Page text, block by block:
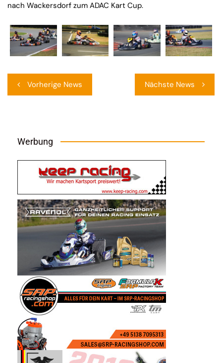
nach Wackersdorf zum ADAC Kart Cup.
Vorherige News Nächste News
Werbung